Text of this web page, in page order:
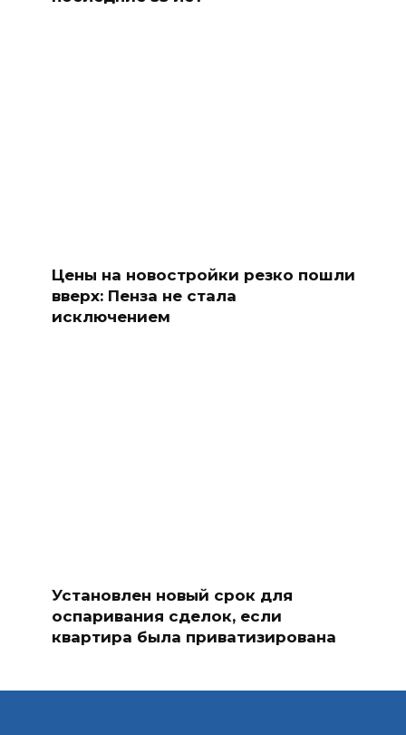
Цены на новостройки резко пошли
вверх: Пенза не стала
исключением
Установлен новый срок для
оспаривания сделок, если
квартира была приватизирована